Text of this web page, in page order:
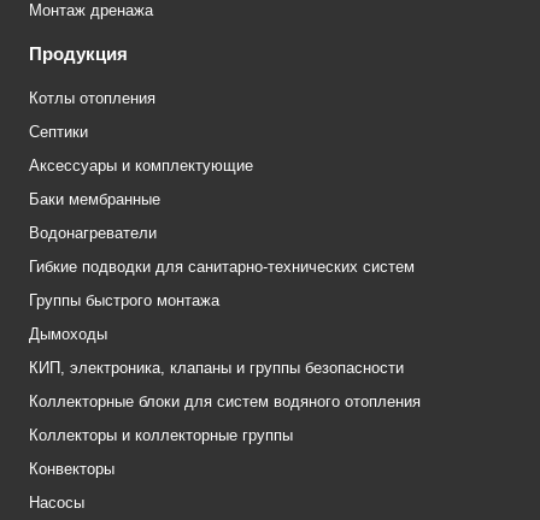
Монтаж дренажа
Продукция
Котлы отопления
Септики
Аксессуары и комплектующие
Баки мембранные
Водонагреватели
Гибкие подводки для санитарно-технических систем
Группы быстрого монтажа
Дымоходы
КИП, электроника, клапаны и группы безопасности
Коллекторные блоки для систем водяного отопления
Коллекторы и коллекторные группы
Конвекторы
Насосы